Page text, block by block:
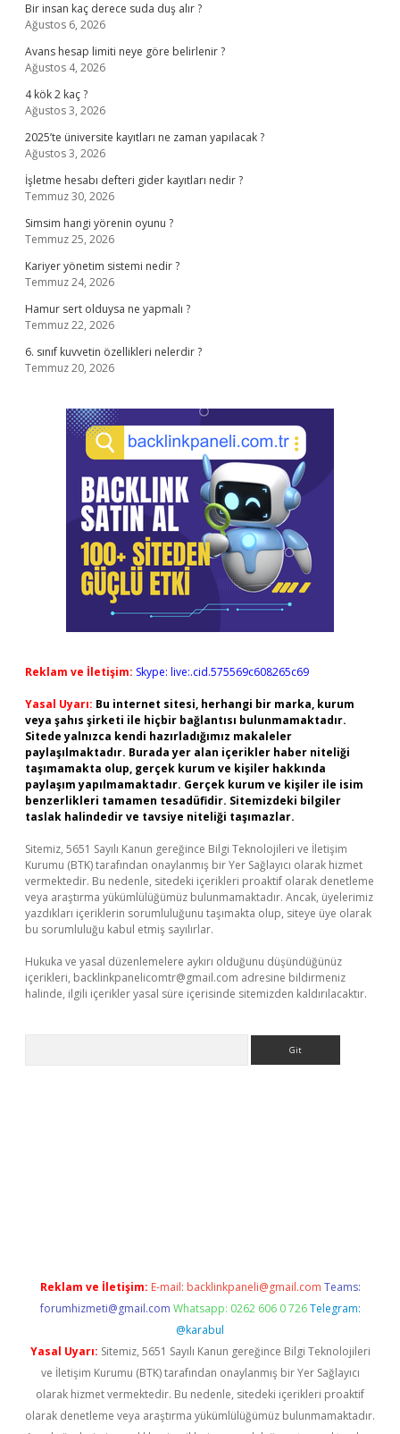
Bir insan kaç derece suda duş alır ?
Ağustos 6, 2026
Avans hesap limiti neye göre belirlenir ?
Ağustos 4, 2026
4 kök 2 kaç ?
Ağustos 3, 2026
2025’te üniversite kayıtları ne zaman yapılacak ?
Ağustos 3, 2026
İşletme hesabı defteri gider kayıtları nedir ?
Temmuz 30, 2026
Simsim hangi yörenin oyunu ?
Temmuz 25, 2026
Kariyer yönetim sistemi nedir ?
Temmuz 24, 2026
Hamur sert olduysa ne yapmalı ?
Temmuz 22, 2026
6. sınıf kuvvetin özellikleri nelerdir ?
Temmuz 20, 2026
Reklam ve İletişim: Skype: live:.cid.575569c608265c69
Yasal Uyarı: Bu internet sitesi, herhangi bir marka, kurum
veya şahıs şirketi ile hiçbir bağlantısı bulunmamaktadır.
Sitede yalnızca kendi hazırladığımız makaleler
paylaşılmaktadır. Burada yer alan içerikler haber niteliği
taşımamakta olup, gerçek kurum ve kişiler hakkında
paylaşım yapılmamaktadır. Gerçek kurum ve kişiler ile isim
benzerlikleri tamamen tesadüfidir. Sitemizdeki bilgiler
taslak halindedir ve tavsiye niteliği taşımazlar.
Sitemiz, 5651 Sayılı Kanun gereğince Bilgi Teknolojileri ve İletişim
Kurumu (BTK) tarafından onaylanmış bir Yer Sağlayıcı olarak hizmet
vermektedir. Bu nedenle, sitedeki içerikleri proaktif olarak denetleme
veya araştırma yükümlülüğümüz bulunmamaktadır. Ancak, üyelerimiz
yazdıkları içeriklerin sorumluluğunu taşımakta olup, siteye üye olarak
bu sorumluluğu kabul etmiş sayılırlar.
Hukuka ve yasal düzenlemelere aykırı olduğunu düşündüğünüz
içerikleri, backlinkpanelicomtr@gmail.com adresine bildirmeniz
halinde, ilgili içerikler yasal süre içerisinde sitemizden kaldırılacaktır.
Reklam ve İletişim: E-mail: backlinkpaneli@gmail.com Teams:
forumhizmeti@gmail.com Whatsapp: 0262 606 0 726 Telegram:
@karabul
Yasal Uyarı: Sitemiz, 5651 Sayılı Kanun gereğince Bilgi Teknolojileri
ve İletişim Kurumu (BTK) tarafından onaylanmış bir Yer Sağlayıcı
olarak hizmet vermektedir. Bu nedenle, sitedeki içerikleri proaktif
olarak denetleme veya araştırma yükümlülüğümüz bulunmamaktadır.